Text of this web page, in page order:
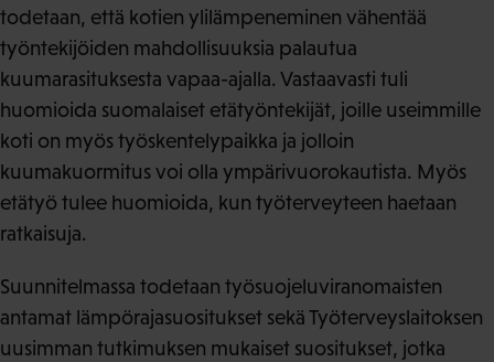
todetaan, että kotien ylilämpeneminen vähentää
työntekijöiden mahdollisuuksia palautua
kuumarasituksesta vapaa-ajalla. Vastaavasti tuli
huomioida suomalaiset etätyöntekijät, joille useimmille
koti on myös työskentelypaikka ja jolloin
kuumakuormitus voi olla ympärivuorokautista. Myös
etätyö tulee huomioida, kun työterveyteen haetaan
ratkaisuja.
Suunnitelmassa todetaan työsuojeluviranomaisten
antamat lämpörajasuositukset sekä Työterveyslaitoksen
uusimman tutkimuksen mukaiset suositukset, jotka